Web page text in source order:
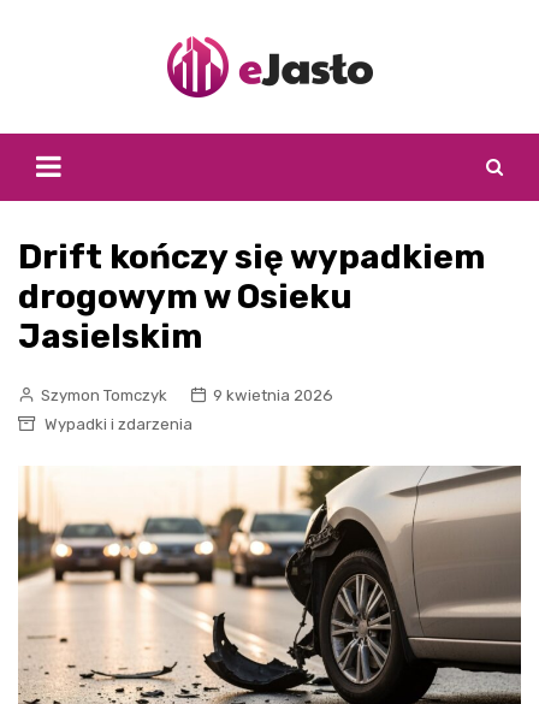
Drift kończy się wypadkiem
drogowym w Osieku
Jasielskim
Szymon Tomczyk
9 kwietnia 2026
Wypadki i zdarzenia